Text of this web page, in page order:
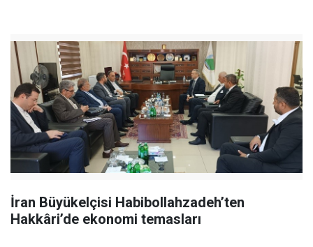
İran Büyükelçisi Habibollahzadeh’ten
Hakkâri’de ekonomi temasları